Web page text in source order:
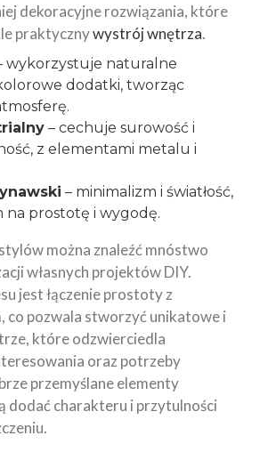
dekoracyjne rozwiązania, które
praktycznywystrój wnętrza.
wykorzystuje naturalne
dodatki, tworząc
– cechuje surowość i
z elementami metalu i
– minimalizm i światłość,
na prostotę i wygodę.
można znaleźć mnóstwo
własnych projektów DIY.
jest łączenie prostoty z
co pozwala stworzyć unikatowe i
które odzwierciedla
oraz potrzeby
przemyślane elementy
dodać charakteru i przytulności